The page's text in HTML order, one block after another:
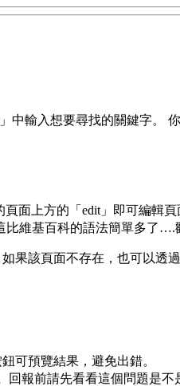
輸入想要尋找的關鍵字。
上方的「edit」即可編輯
比維基百科的語法簡單多了….
如果該頁面不存在，也可以透
可預覽結果，避免出錯。
報前請先看看這個問題是不